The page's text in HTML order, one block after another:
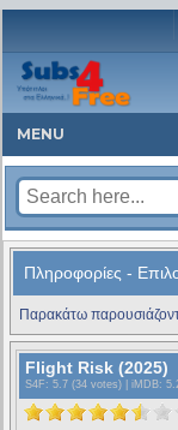
MENU
Πληροφορίες -
Παρακάτω
Flight Risk (2025)
S4F : 5.7 (34 votes) | iMDB: